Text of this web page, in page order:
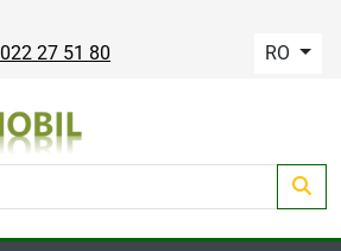
022 27 51 80 RO